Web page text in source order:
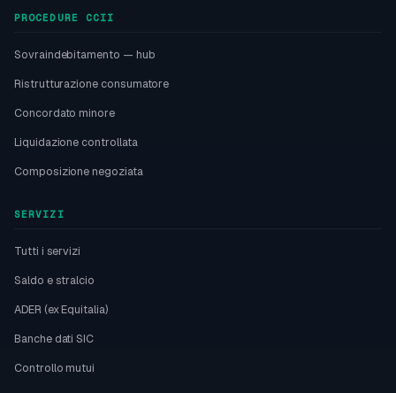
PROCEDURE CCII
Sovraindebitamento — hub
Ristrutturazione consumatore
Concordato minore
Liquidazione controllata
Composizione negoziata
SERVIZI
Tutti i servizi
Saldo e stralcio
ADER (ex Equitalia)
Banche dati SIC
Controllo mutui